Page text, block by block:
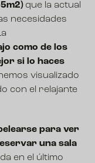
que la actual
necesidades
como de los
si lo haces
visualizado
con el relajante
para ver
una sala
en el último